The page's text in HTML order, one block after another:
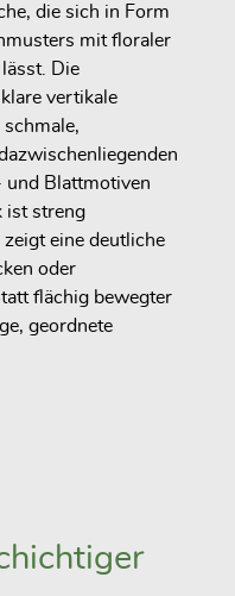
die sich in Form
mit floraler
Die
vertikale
und Blattmotiven
ist streng
eine deutliche
oder
flächig bewegter
geordnete